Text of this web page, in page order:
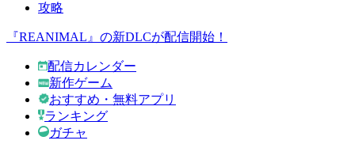
攻略
『REANIMAL』の新DLCが配信開始！
配信カレンダー
新作ゲーム
おすすめ・無料アプリ
ランキング
ガチャ